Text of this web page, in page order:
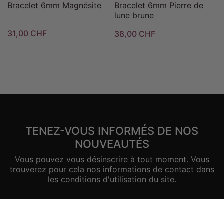
Bracelet 6mm Magnésite
31,00 CHF
Bracelet 6mm Pierre de
lune brune
38,00 CHF
TENEZ-VOUS INFORMÉS DE NOS
NOUVEAUTÉS
Vous pouvez vous désinscrire à tout moment. Vous
trouverez pour cela nos informations de contact dans
les conditions d'utilisation du site.